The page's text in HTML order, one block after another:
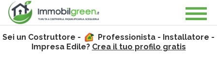
Sei un Costruttore -
Professionista - Installatore -
Impresa Edile? Crea il tuo profilo gratis